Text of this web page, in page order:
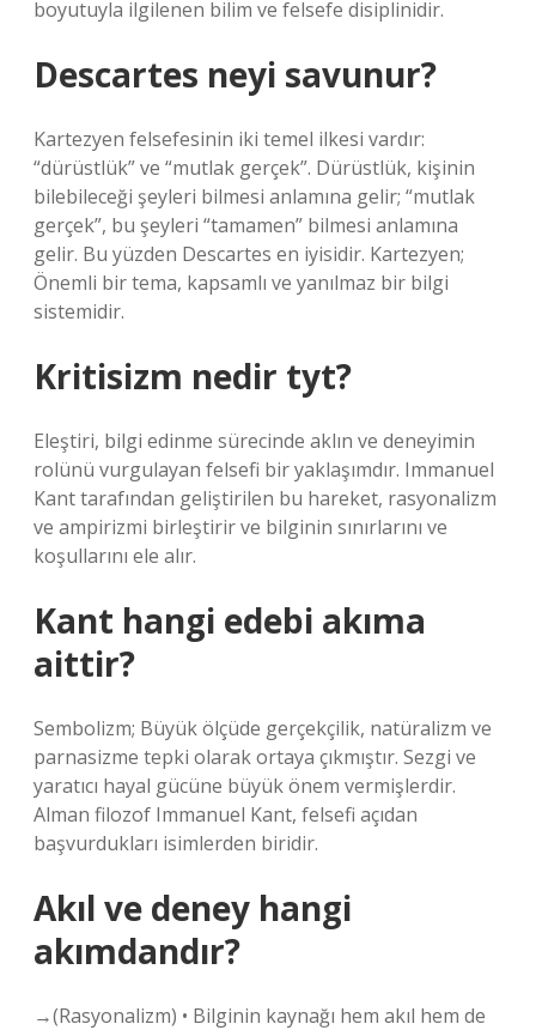
boyutuyla ilgilenen bilim ve felsefe disiplinidir.
Descartes neyi savunur?
Kartezyen felsefesinin iki temel ilkesi vardır:
“dürüstlük” ve “mutlak gerçek”. Dürüstlük, kişinin
bilebileceği şeyleri bilmesi anlamına gelir; “mutlak
gerçek”, bu şeyleri “tamamen” bilmesi anlamına
gelir. Bu yüzden Descartes en iyisidir. Kartezyen;
Önemli bir tema, kapsamlı ve yanılmaz bir bilgi
sistemidir.
Kritisizm nedir tyt?
Eleştiri, bilgi edinme sürecinde aklın ve deneyimin
rolünü vurgulayan felsefi bir yaklaşımdır. Immanuel
Kant tarafından geliştirilen bu hareket, rasyonalizm
ve ampirizmi birleştirir ve bilginin sınırlarını ve
koşullarını ele alır.
Kant hangi edebi akıma
aittir?
Sembolizm; Büyük ölçüde gerçekçilik, natüralizm ve
parnasizme tepki olarak ortaya çıkmıştır. Sezgi ve
yaratıcı hayal gücüne büyük önem vermişlerdir.
Alman filozof Immanuel Kant, felsefi açıdan
başvurdukları isimlerden biridir.
Akıl ve deney hangi
akımdandır?
→(Rasyonalizm) • Bilginin kaynağı hem akıl hem de